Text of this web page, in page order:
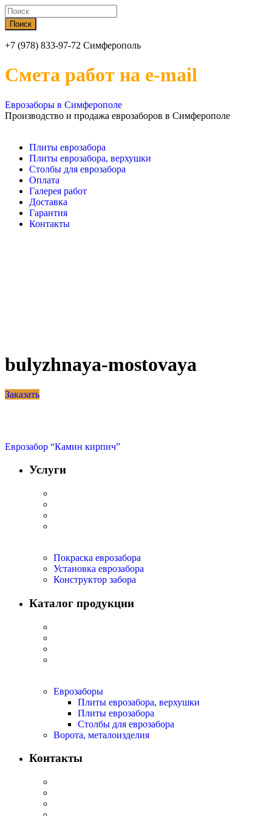
+7 (978) 833-97-72 Симферополь
Смета работ на e-mail
Еврозаборы в Симферополе
Производство и продажа еврозаборов в Симферополе
Плиты еврозабора
Плиты еврозабора, верхушки
Столбы для еврозабора
Оплата
Галерея работ
Доставка
Гарантия
Контакты
bulyzhnaya-mostovaya
Заказать
Еврозабор “Камин кирпич”
Услуги
Покраска еврозабора
Установка еврозабора
Конструктор забора
Каталог продукции
Еврозаборы
Плиты еврозабора, верхушки
Плиты еврозабора
Столбы для еврозабора
Ворота, металоизделия
Контакты